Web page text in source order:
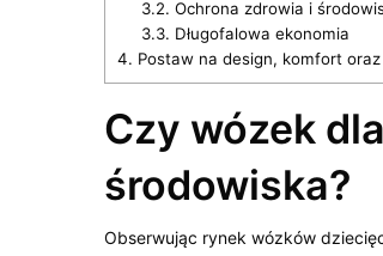
3.2. Ochrona zdrowia i
3.3. Długofalowa ekonomia
4. Postaw na design, komfort
Czy wózek
środowiska?
Obserwując rynek wózków